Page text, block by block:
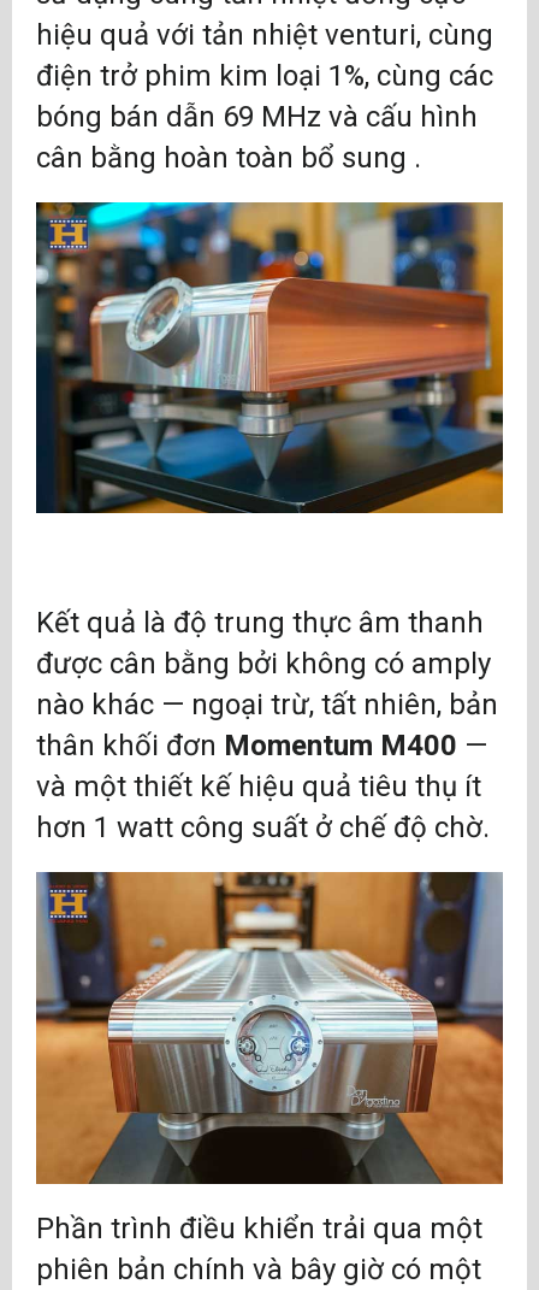
hiệu quả với tản nhiệt venturi, cùng
điện trở phim kim loại 1%, cùng các
bóng bán dẫn 69 MHz và cấu hình
cân bằng hoàn toàn bổ sung .
Kết quả là độ trung thực âm thanh
được cân bằng bởi không có amply
nào khác — ngoại trừ, tất nhiên, bản
thân khối đơn Momentum M400 —
và một thiết kế hiệu quả tiêu thụ ít
hơn 1 watt công suất ở chế độ chờ.
Phần trình điều khiển trải qua một
phiên bản chính và bây giờ có một